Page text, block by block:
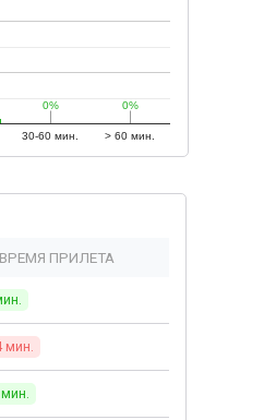
30-60 мин. > 60 мин.
0%
0% 0%
0%
ПРИЛЕТА
мин.